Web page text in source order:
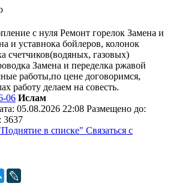
с нуля Ремонт горелок Замена и
и уставнока бойлеров, колонок
счетчиков(водяных, газовых)
Замена и переделка ржавой
работы,по цене договоримся,
работу делаем на совесть.
06 Ислам
05.08.2026 22:08 Размещено до:
3637
в списке" Связаться с